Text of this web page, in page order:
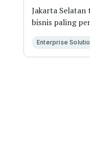
Jakarta Selatan
bisnis paling
Enterprise